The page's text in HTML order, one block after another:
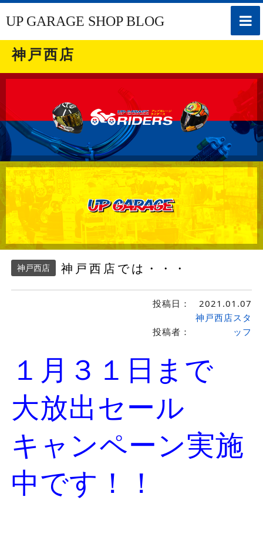
toggle
UP GARAGE SHOP BLOG
神戸西店
神戸西店 神戸西店では・・・
投稿日： 2021.01.07
投稿者：
神戸西店スタ
ッフ
１月３１日まで
大放出セール
キャンペーン実施
中です！！